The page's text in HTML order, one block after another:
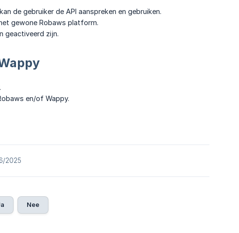
de gebruiker de API aanspreken en gebruiken.
gewone Robaws platform.
geactiveerd zijn.
en/of Wappy.
2025
Nee